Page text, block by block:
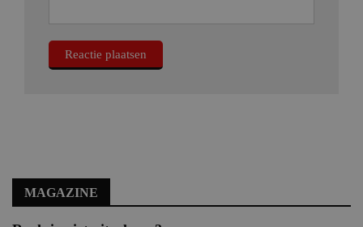
MAGAZINE